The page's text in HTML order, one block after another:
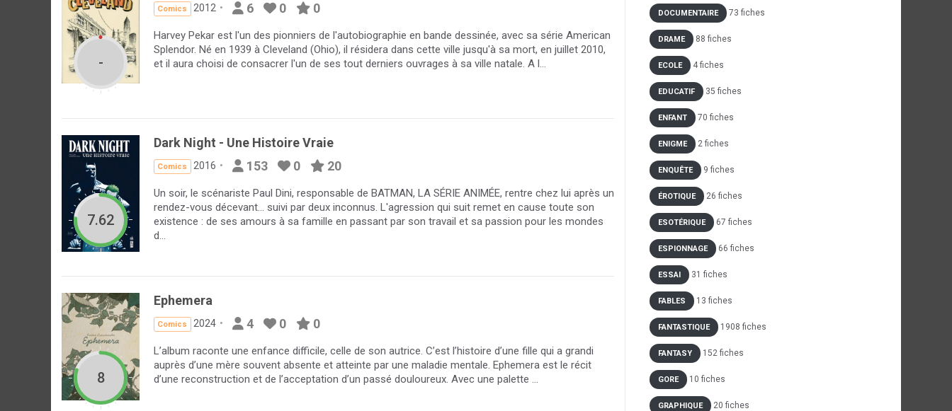
-
Comics 2012 6 0 0
Harvey Pekar est l'un des pionniers de l'autobiographie en bande dessinée, avec sa série American
Splendor. Né en 1939 à Cleveland (Ohio), il résidera dans cette ville jusqu'à sa mort, en juillet 2010,
et il aura choisi de consacrer l'un de ses tout derniers ouvrages à sa ville natale. A l...
7.62
Dark Night - Une Histoire Vraie
Comics 2016 153 0 20
Un soir, le scénariste Paul Dini, responsable de BATMAN, LA SÉRIE ANIMÉE, rentre chez lui après un
rendez-vous décevant... suivi par deux inconnus. L'agression qui suit remet en cause toute son
existence : de ses amours à sa famille en passant par son travail et sa passion pour les mondes
d...
8
Ephemera
Comics 2024 4 0 0
L’album raconte une enfance difficile, celle de son autrice. C’est l’histoire d’une fille qui a grandi
auprès d’une mère souvent absente et atteinte par une maladie mentale. Ephemera est le récit
d’une reconstruction et de l’acceptation d’un passé douloureux. Avec une palette ...
DOCUMENTAIRE 73 fiches
DRAME 88 fiches
ECOLE 4 fiches
EDUCATIF 35 fiches
ENFANT 70 fiches
ENIGME 2 fiches
ENQUÊTE 9 fiches
ÉROTIQUE 26 fiches
ESOTÉRIQUE 67 fiches
ESPIONNAGE 66 fiches
ESSAI 31 fiches
FABLES 13 fiches
FANTASTIQUE 1908 fiches
FANTASY 152 fiches
GORE 10 fiches
GRAPHIQUE 20 fiches